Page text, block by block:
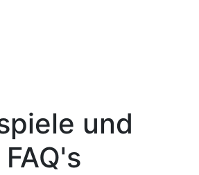
und
FAQ's